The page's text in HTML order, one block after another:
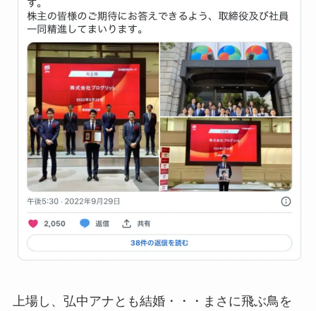
上場し、弘中アナとも結婚・・・まさに飛ぶ鳥を